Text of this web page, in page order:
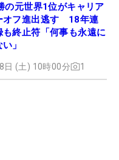
の元世界1位がキャリア
オフ進出逃す 18年連
も終止符「何事も永遠に
」
日 (土) 10時00分 1